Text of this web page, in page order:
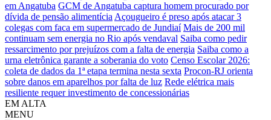
em Angatuba GCM de Angatuba captura homem procurado por
dívida de pensão alimentícia Açougueiro é preso após atacar 3
colegas com faca em supermercado de Jundiaí Mais de 200 mil
continuam sem energia no Rio após vendaval Saiba como pedir
ressarcimento por prejuízos com a falta de energia Saiba como a
urna eletrônica garante a soberania do voto Censo Escolar 2026:
coleta de dados da 1ª etapa termina nesta sexta Procon-RJ orienta
sobre danos em aparelhos por falta de luz Rede elétrica mais
resiliente requer investimento de concessionárias
EM ALTA
MENU